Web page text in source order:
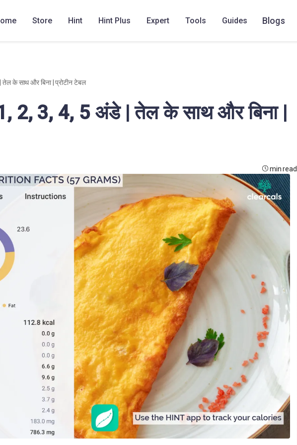
Store Hint Hint Plus Expert Tools Guides Blogs
के साथ और बिना | प्रोटीन टेबल
2, 3, 4, 5 अंडे | तेल के साथ और बिना |
min read